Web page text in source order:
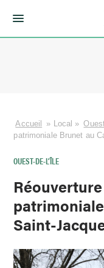
Accueil » Local »
patrimoniale Brunet au
OUEST-DE-L’ÎLE
Saint-